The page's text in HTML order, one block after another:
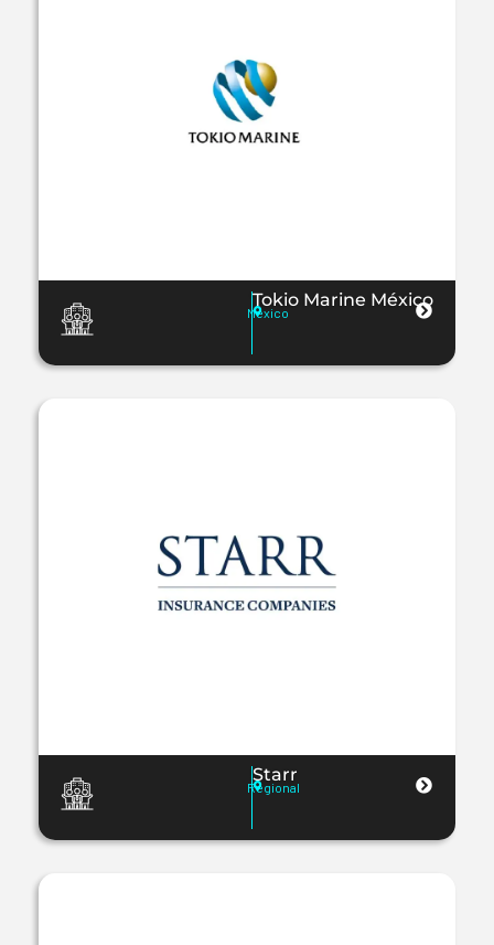
Tokio Marine México
México
Starr
Regional